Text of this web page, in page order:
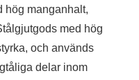
hög manganhalt,
med hög
och används
delar inom